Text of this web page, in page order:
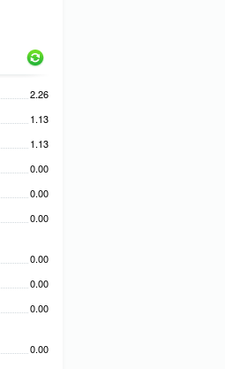
2.26
1.13
1.13
0.00
0.00
0.00
0.00
0.00
0.00
0.00